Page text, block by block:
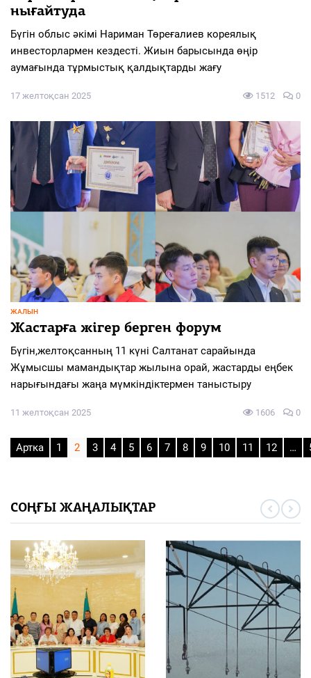
нығайтуда
Бүгін облыс әкімі Нариман Төреғалиев кореялық
инвесторлармен кездесті. Жиын барысында өңір
аумағында тұрмыстық қалдықтарды жағу
17 желтоқсан 2025 1512 0
ЖАЛЫН
Жастарға жігер берген форум
Бүгін,желтоқсанның 11 күні Салтанат сарайында
Жұмысшы мамандықтар жылына орай, жастарды еңбек
нарығындағы жаңа мүмкіндіктермен таныстыру
11 желтоқсан 2025 1606 0
Артка 1 2 3 4 5 6 7 8 9 10 11 12 …
СОҢҒЫ ЖАҢАЛЫҚТАР